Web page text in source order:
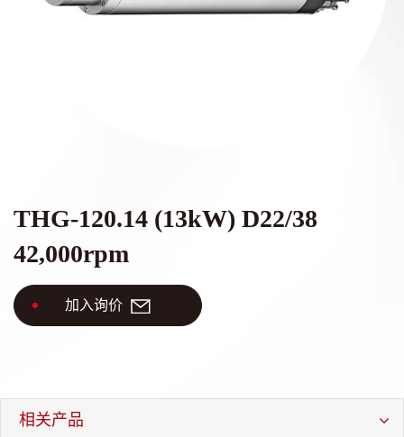
THG-120.14 (13kW) D22/38
42,000rpm
加入询价
相关产品
(手动换刀)
繁體中文